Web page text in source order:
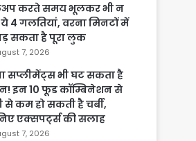
करते समय भूलकर भी न
4 गलतियां, वरना मिनटों में
सकता है पूरा लुक
7, 2026
सप्लीमेंट्स भी घट सकता है
इन 10 फूड कॉम्बिनेशन से
से कम हो सकती है चर्बी,
एक्सपर्ट्स की सलाह
7, 2026